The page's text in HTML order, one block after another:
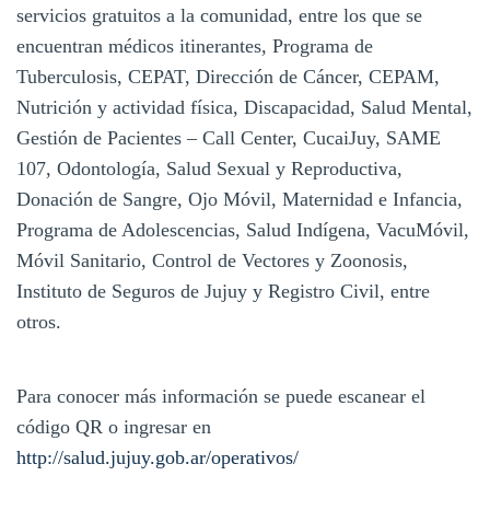
servicios gratuitos a la comunidad, entre los que se
encuentran médicos itinerantes, Programa de
Tuberculosis, CEPAT, Dirección de Cáncer, CEPAM,
Nutrición y actividad física, Discapacidad, Salud Mental,
Gestión de Pacientes – Call Center, CucaiJuy, SAME
107, Odontología, Salud Sexual y Reproductiva,
Donación de Sangre, Ojo Móvil, Maternidad e Infancia,
Programa de Adolescencias, Salud Indígena, VacuMóvil,
Móvil Sanitario, Control de Vectores y Zoonosis,
Instituto de Seguros de Jujuy y Registro Civil, entre
otros.
Para conocer más información se puede escanear el
código QR o ingresar en
http://salud.jujuy.gob.ar/operativos/